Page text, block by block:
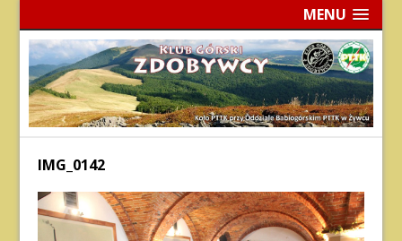
MENU
IMG_0142